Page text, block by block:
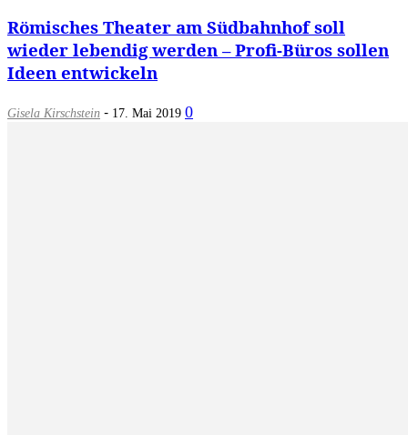
Römisches Theater am Südbahnhof soll
wieder lebendig werden – Profi-Büros sollen
Ideen entwickeln
Gisela Kirschstein - 17. Mai 2019 0